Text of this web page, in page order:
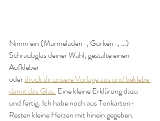
Nimm ein (Marmeladen-, Gurken-, …)
Schraubglas deiner Wahl, gestalte einen
Aufkleber
oder druck dir unsere Vorlage aus und beklebe
damit das Glas. Eine kleine Erklärung dazu
und fertig. Ich habe noch aus Tonkarton-
Resten kleine Herzen mit hinein gegeben.